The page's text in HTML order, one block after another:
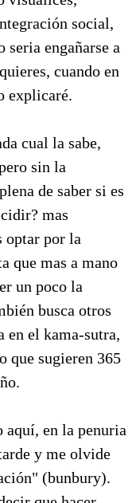
social,
engañarse a
cuando en
explicaré.
cual la sabe,
sin la
de saber si es
mas
optar por la
que mas a mano
un poco la
busca otros
en el kama-sutra,
que sugieren 365
aquí, en la penuria
y me olvide
(bunbury).